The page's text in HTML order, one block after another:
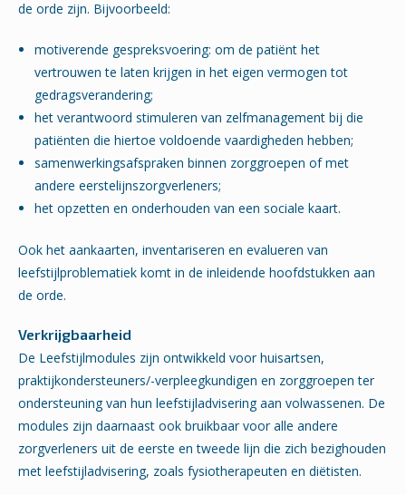
de orde zijn. Bijvoorbeeld:
motiverende gespreksvoering: om de patiënt het
vertrouwen te laten krijgen in het eigen vermogen tot
gedragsverandering;
het verantwoord stimuleren van zelfmanagement bij die
patiënten die hiertoe voldoende vaardigheden hebben;
samenwerkingsafspraken binnen zorggroepen of met
andere eerstelijnszorgverleners;
het opzetten en onderhouden van een sociale kaart.
Ook het aankaarten, inventariseren en evalueren van
leefstijlproblematiek komt in de inleidende hoofdstukken aan
de orde.
Verkrijgbaarheid
De Leefstijlmodules zijn ontwikkeld voor huisartsen,
praktijkondersteuners/-verpleegkundigen en zorggroepen ter
ondersteuning van hun leefstijladvisering aan volwassenen. De
modules zijn daarnaast ook bruikbaar voor alle andere
zorgverleners uit de eerste en tweede lijn die zich bezighouden
met leefstijladvisering, zoals fysiotherapeuten en diëtisten.